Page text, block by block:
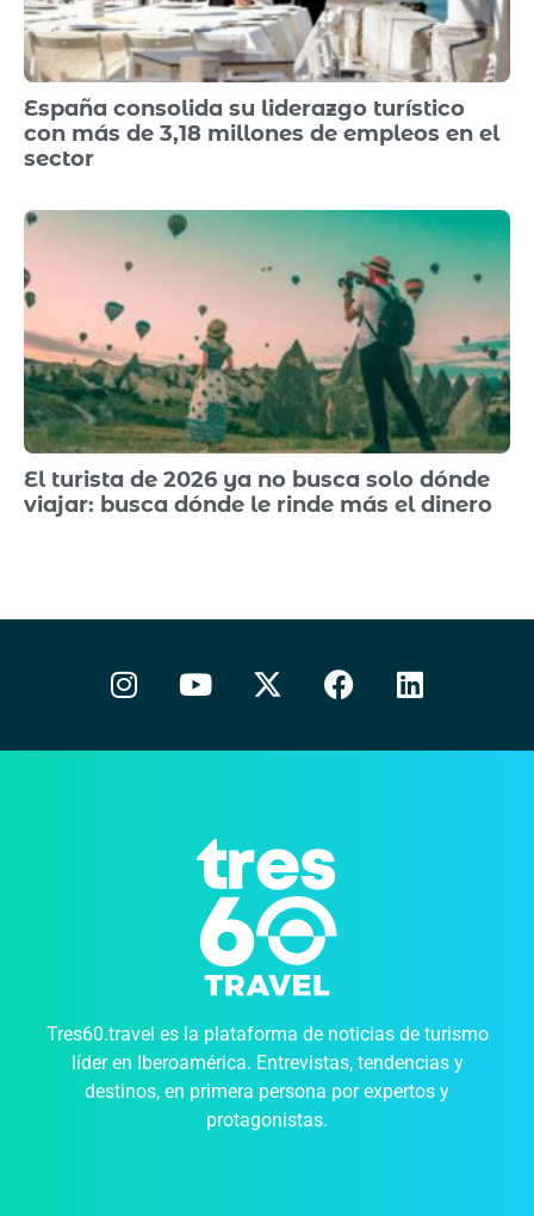
España consolida su liderazgo turístico
con más de 3,18 millones de empleos en el
sector
El turista de 2026 ya no busca solo dónde
viajar: busca dónde le rinde más el dinero
Tres60.travel es la plataforma de noticias de turismo
líder en Iberoamérica. Entrevistas, tendencias y
destinos, en primera persona por expertos y
protagonistas.